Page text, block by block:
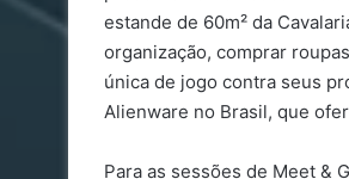
estande de 60m² da
organização, comprar
única de jogo contra seus
Alienware no Brasil, que
Para as sessões de Meet &